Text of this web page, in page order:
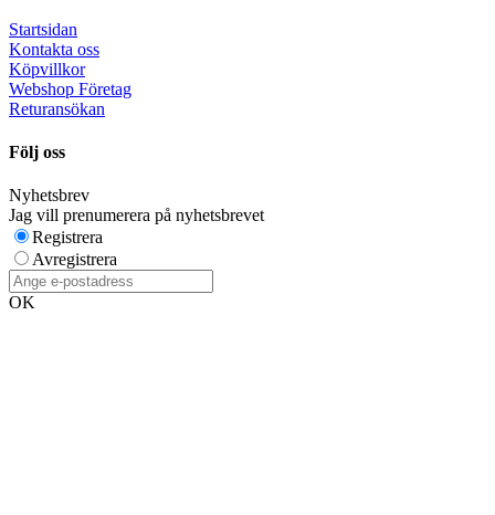
Startsidan
Kontakta oss
Köpvillkor
Webshop Företag
Returansökan
Följ oss
Nyhetsbrev
Jag vill prenumerera på nyhetsbrevet
Registrera
Avregistrera
OK